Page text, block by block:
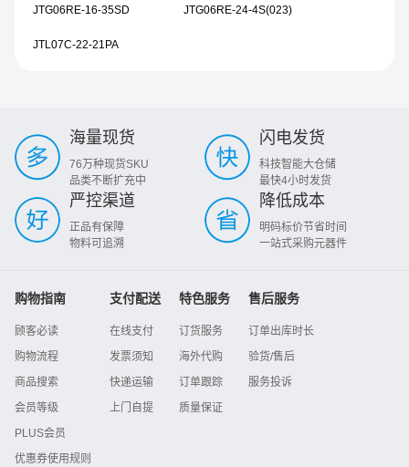
JTG06RE-16-35SD JTG06RE-24-4S(023)
JTL07C-22-21PA
海量现货
76万种现货SKU
品类不断扩充中
闪电发货
科技智能大仓储
最快4小时发货
严控渠道
正品有保障
物料可追溯
降低成本
明码标价节省时间
一站式采购元器件
购物指南
顾客必读
购物流程
商品搜索
会员等级
PLUS会员
优惠券使用规则
支付配送
在线支付
发票须知
快递运输
上门自提
特色服务
订货服务
海外代购
订单跟踪
质量保证
售后服务
订单出库时长
验货/售后
服务投诉